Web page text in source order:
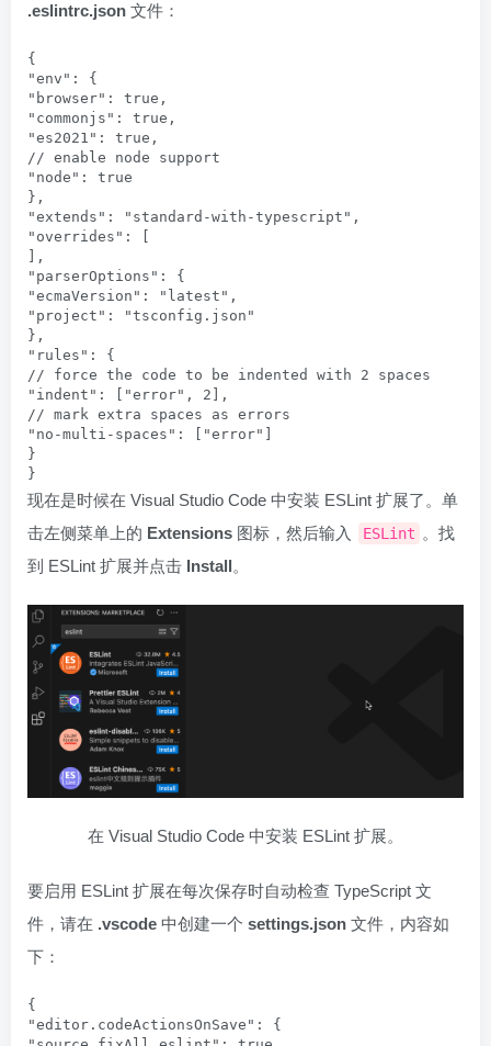
.eslintrc.json 文件：
{
"env": {
"browser": true,
"commonjs": true,
"es2021": true,
// enable node support
"node": true
},
"extends": "standard-with-typescript",
"overrides": [
],
"parserOptions": {
"ecmaVersion": "latest",
"project": "tsconfig.json"
},
"rules": {
// force the code to be indented with 2 spaces
"indent": ["error", 2],
// mark extra spaces as errors
"no-multi-spaces": ["error"]
}
}
现在是时候在 Visual Studio Code 中安装 ESLint 扩展了。单
击左侧菜单上的 Extensions 图标，然后输入 ESLint 。找
到 ESLint 扩展并点击 Install 。
在 Visual Studio Code 中安装 ESLint 扩展。
要启用 ESLint 扩展在每次保存时自动检查 TypeScript 文
件，请在 .vscode 中创建一个 settings.json 文件，内容如
下：
{
"editor.codeActionsOnSave": {